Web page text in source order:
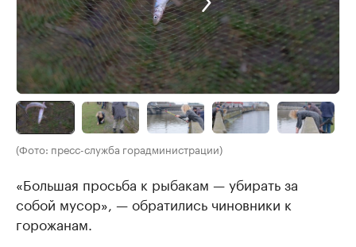
(Фото: пресс-служба горадминистрации)
«Большая просьба к рыбакам — убирать за
собой мусор», — обратились чиновники к
горожанам.